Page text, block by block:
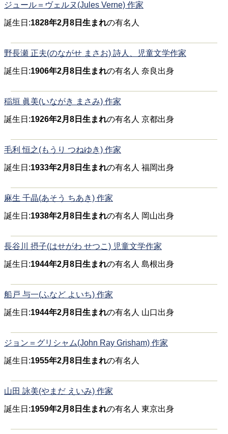
ジュール＝ヴェルヌ(Jules Verne) 作家
誕生日:1828年2月8日生まれの有名人
野長瀬 正夫(のながせ まさお) 詩人、児童文学作家
誕生日:1906年2月8日生まれの有名人 奈良出身
稲垣 眞美(いながき まさみ) 作家
誕生日:1926年2月8日生まれの有名人 京都出身
毛利 恒之(もうり つねゆき) 作家
誕生日:1933年2月8日生まれの有名人 福岡出身
麻生 千晶(あそう ちあき) 作家
誕生日:1938年2月8日生まれの有名人 岡山出身
長谷川 摂子(はせがわ せつこ) 児童文学作家
誕生日:1944年2月8日生まれの有名人 島根出身
船戸 与一(ふなど よいち) 作家
誕生日:1944年2月8日生まれの有名人 山口出身
ジョン＝グリシャム(John Ray Grisham) 作家
誕生日:1955年2月8日生まれの有名人
山田 詠美(やまだ えいみ) 作家
誕生日:1959年2月8日生まれの有名人 東京出身